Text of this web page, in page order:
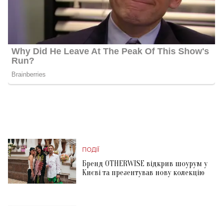
ПОДІЇ
Бренд OTHERWISE відкрив шоурум у
Києві та презентував нову колекцію